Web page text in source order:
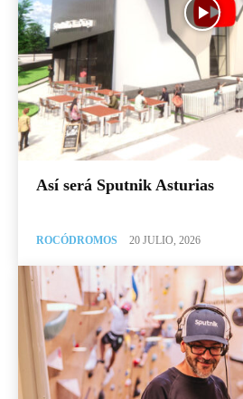
Así será Sputnik Asturias
ROCÓDROMOS 20 JULIO, 2026